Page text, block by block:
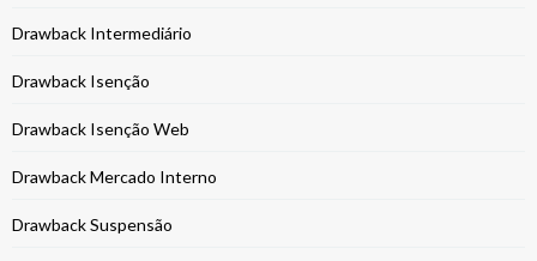
Drawback Intermediário
Drawback Isenção
Drawback Isenção Web
Drawback Mercado Interno
Drawback Suspensão